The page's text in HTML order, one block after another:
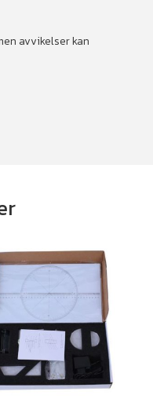
avvikelser kan